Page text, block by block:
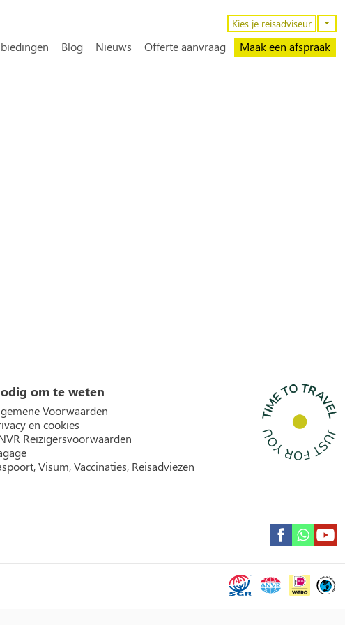
Kies je reisadviseur
Blog Nieuws Offerte aanvraag Maak een afspraak
om te weten
Voorwaarden
en cookies
Reizigersvoorwaarden
Visum, Vaccinaties, Reisadviezen
Garantie icons